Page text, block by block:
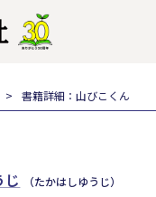
書籍詳細：山びこくん
じ （たかはしゆうじ）